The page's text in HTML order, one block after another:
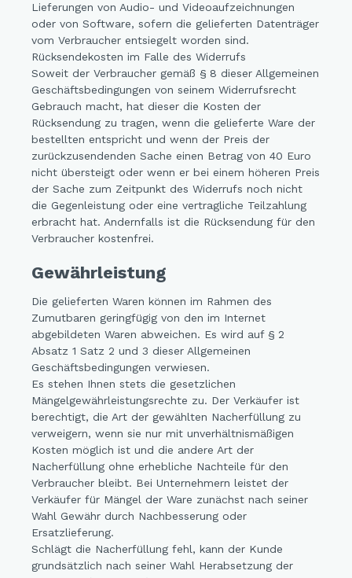
Lieferungen von Audio- und Videoaufzeichnungen
oder von Software, sofern die gelieferten Datenträger
vom Verbraucher entsiegelt worden sind.
Rücksendekosten im Falle des Widerrufs
Soweit der Verbraucher gemäß § 8 dieser Allgemeinen
Geschäftsbedingungen von seinem Widerrufsrecht
Gebrauch macht, hat dieser die Kosten der
Rücksendung zu tragen, wenn die gelieferte Ware der
bestellten entspricht und wenn der Preis der
zurückzusendenden Sache einen Betrag von 40 Euro
nicht übersteigt oder wenn er bei einem höheren Preis
der Sache zum Zeitpunkt des Widerrufs noch nicht
die Gegenleistung oder eine vertragliche Teilzahlung
erbracht hat. Andernfalls ist die Rücksendung für den
Verbraucher kostenfrei.
Gewährleistung
Die gelieferten Waren können im Rahmen des
Zumutbaren geringfügig von den im Internet
abgebildeten Waren abweichen. Es wird auf § 2
Absatz 1 Satz 2 und 3 dieser Allgemeinen
Geschäftsbedingungen verwiesen.
Es stehen Ihnen stets die gesetzlichen
Mängelgewährleistungsrechte zu. Der Verkäufer ist
berechtigt, die Art der gewählten Nacherfüllung zu
verweigern, wenn sie nur mit unverhältnismäßigen
Kosten möglich ist und die andere Art der
Nacherfüllung ohne erhebliche Nachteile für den
Verbraucher bleibt. Bei Unternehmern leistet der
Verkäufer für Mängel der Ware zunächst nach seiner
Wahl Gewähr durch Nachbesserung oder
Ersatzlieferung.
Schlägt die Nacherfüllung fehl, kann der Kunde
grundsätzlich nach seiner Wahl Herabsetzung der